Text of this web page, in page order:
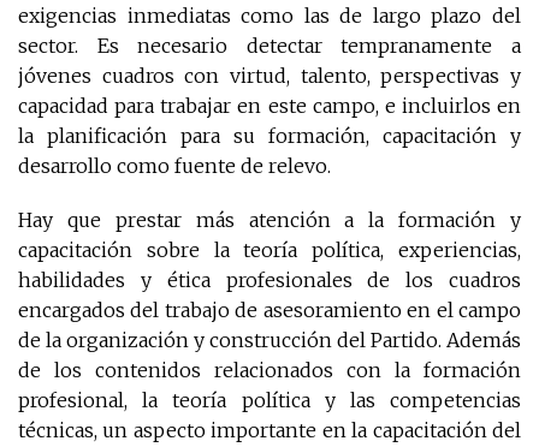
exigencias inmediatas como las de largo plazo del
sector. Es necesario detectar tempranamente a
jóvenes cuadros con virtud, talento, perspectivas y
capacidad para trabajar en este campo, e incluirlos en
la planificación para su formación, capacitación y
desarrollo como fuente de relevo.
Hay que prestar más atención a la formación y
capacitación sobre la teoría política, experiencias,
habilidades y ética profesionales de los cuadros
encargados del trabajo de asesoramiento en el campo
de la organización y construcción del Partido. Además
de los contenidos relacionados con la formación
profesional, la teoría política y las competencias
técnicas, un aspecto importante en la capacitación del